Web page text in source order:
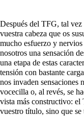
Después del TFG, tal vez
vuestra cabeza que os
mucho esfuerzo y
nosotros una sensación
una etapa de estas
tensión con bastante
nos invaden sensaciones
vocecilla o, al revés, se
vista más constructivo: el
vuestro título, sino que